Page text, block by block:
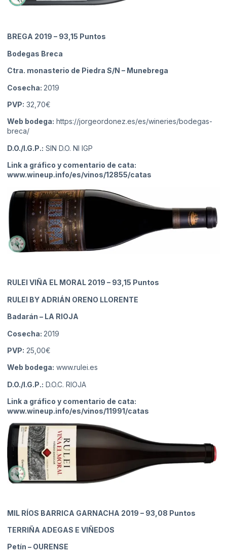
BREGA 2019 – 93,15 Puntos
Bodegas Breca
Ctra. monasterio de Piedra S/N – Munebrega
Cosecha: 2019
PVP: 32,70€
Web bodega: https://jorgeordonez.es/es/wineries/bodegas-
breca/
D.O./I.G.P.: SIN D.O. NI IGP
Link a gráfico y comentario de cata:
www.wineup.info/es/vinos/12855/catas
RULEI VIÑA EL MORAL 2019 – 93,15 Puntos
RULEI BY ADRIÁN ORENO LLORENTE
Badarán – LA RIOJA
Cosecha: 2019
PVP: 25,00€
Web bodega: www.rulei.es
D.O./I.G.P.: D.O.C. RIOJA
Link a gráfico y comentario de cata:
www.wineup.info/es/vinos/11991/catas
MIL RÍOS BARRICA GARNACHA 2019 – 93,08 Puntos
TERRIÑA ADEGAS E VIÑEDOS
Petín – OURENSE